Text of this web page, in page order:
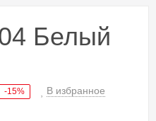
Белый
-15% В избранное